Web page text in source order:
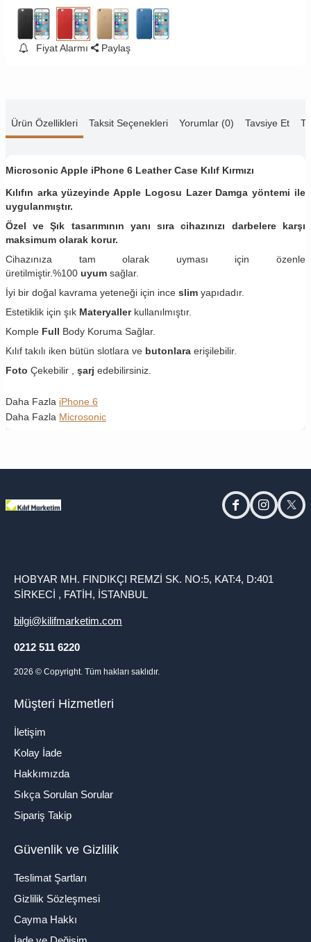
Fiyat Alarmı Paylaş
Ürün Özellikleri Taksit Seçenekleri Yorumlar (0) Tavsiye Et
Microsonic Apple iPhone 6 Leather Case Kılıf Kırmızı
Kılıfın arka yüzeyinde Apple Logosu Lazer Damga yöntemi ile
uygulanmıştır.
Özel ve Şık tasarımının yanı sıra cihazınızı darbelere karşı
maksimum olarak korur.
Cihazınıza tam olarak uyması için özenle
üretilmiştir.%100 uyum sağlar.
İyi bir doğal kavrama yeteneği için ince slim yapıdadır.
Estetiklik için şık Materyaller kullanılmıştır.
Komple Full Body Koruma Sağlar.
Kılıf takılı iken bütün slotlara ve butonlara erişilebilir.
Foto Çekebilir , şarj edebilirsiniz.
Daha Fazla iPhone 6
Daha Fazla Microsonic
facebookinstagram
HOBYAR MH. FINDIKÇI REMZİ SK. NO:5, KAT:4, D:401
SİRKECİ , FATİH, İSTANBUL
bilgi@kilifmarketim.com
0212 511 6220
2026 © Copyright. Tüm hakları saklıdır.
Müşteri Hizmetleri
İletişim
Kolay İade
Hakkımızda
Sıkça Sorulan Sorular
Sipariş Takip
Güvenlik ve Gizlilik
Teslimat Şartları
Gizlilik Sözleşmesi
Cayma Hakkı